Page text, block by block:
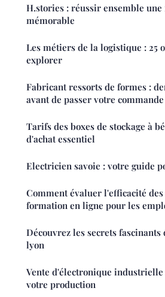
H.stories : réussir ensemble
mémorable
Les métiers de la logistique : 25
explorer
Fabricant ressorts de formes :
avant de passer votre commande
Tarifs des boxes de stockage à
d'achat essentiel
Electricien savoie : votre guide
Comment évaluer l'efficacité
formation en ligne pour les
Découvrez les secrets
lyon
Vente d'électronique
votre production